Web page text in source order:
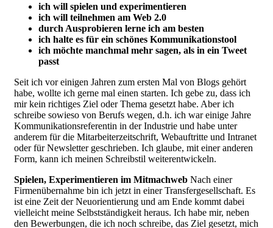
ich will spielen und experimentieren
ich will teilnehmen am Web 2.0
durch Ausprobieren lerne ich am besten
ich halte es für ein schönes Kommunikationstool
ich möchte manchmal mehr sagen, als in ein Tweet
passt
Seit ich vor einigen Jahren zum ersten Mal von Blogs gehört
habe, wollte ich gerne mal einen starten. Ich gebe zu, dass ich
mir kein richtiges Ziel oder Thema gesetzt habe. Aber ich
schreibe sowieso von Berufs wegen, d.h. ich war einige Jahre
Kommunikationsreferentin in der Industrie und habe unter
anderem für die Mitarbeiterzeitschrift, Webauftritte und Intranet
oder für Newsletter geschrieben. Ich glaube, mit einer anderen
Form, kann ich meinen Schreibstil weiterentwickeln.
Spielen, Experimentieren im Mitmachweb Nach einer
Firmenübernahme bin ich jetzt in einer Transfergesellschaft. Es
ist eine Zeit der Neuorientierung und am Ende kommt dabei
vielleicht meine Selbstständigkeit heraus. Ich habe mir, neben
den Bewerbungen, die ich noch schreibe, das Ziel gesetzt, mich